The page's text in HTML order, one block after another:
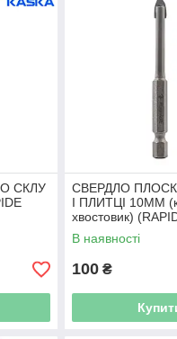
СКЛУ
СВЕРДЛО
І ПЛИТЦІ 10ММ
хвостовик)
DRILLS)
В наявності
100 ₴